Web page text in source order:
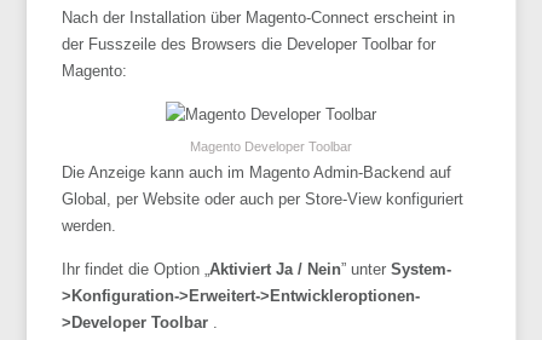
Nach der Installation über Magento-Connect erscheint in
der Fusszeile des Browsers die Developer Toolbar for
Magento:
Magento Developer Toolbar
Die Anzeige kann auch im Magento Admin-Backend auf
Global, per Website oder auch per Store-View konfiguriert
werden.
Ihr findet die Option „Aktiviert Ja / Nein” unterSystem-
>Konfiguration->Erweitert->Entwickleroptionen-
>Developer Toolbar .